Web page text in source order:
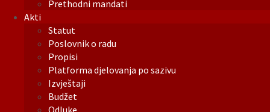
Prethodni mandati
Akti
Statut
Poslovnik o radu
Propisi
Platforma djelovanja po sazivu
Izvještaji
Budžet